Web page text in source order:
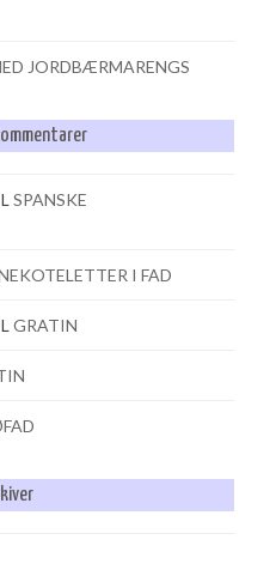
JORDBÆRMARENGS
SPANSKE
I FAD
GRATIN